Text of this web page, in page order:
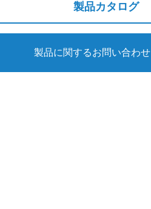
製品カタログ
製品に関するお問い合わせ